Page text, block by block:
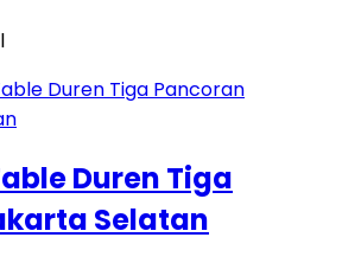
Duren Tiga
Selatan